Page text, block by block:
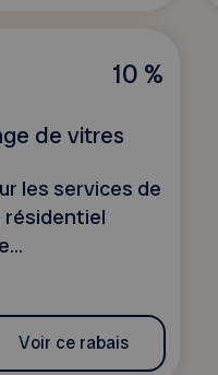
10 %
de vitres
les services de
résidentiel
Voir ce rabais